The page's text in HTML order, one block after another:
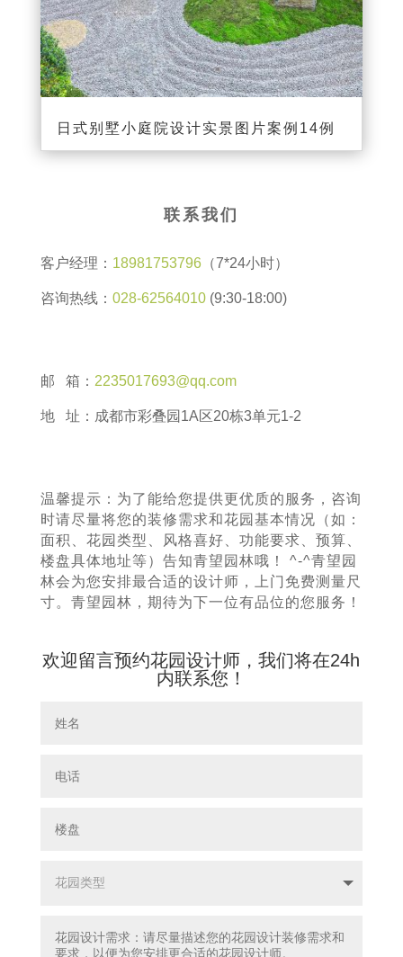
日式别墅小庭院设计实景图片案例14例
联系我们
客户经理： 18981753796（7*24小时）
咨询热线： 028-62564010(9:30-18:00)
邮 箱： 2235017693@qq.com
地 址：成都市彩叠园1A区20栋3单元1-2
温馨提示：为了能给您提供更优质的服务，咨询
时请尽量将您的装修需求和花园基本情况（如：
面积、花园类型、风格喜好、功能要求、预算、
楼盘具体地址等）告知青望园林哦！ ^-^青望园
林会为您安排最合适的设计师，上门免费测量尺
寸。青望园林，期待为下一位有品位的您服务！
欢迎留言预约花园设计师，我们将在24h
内联系您！